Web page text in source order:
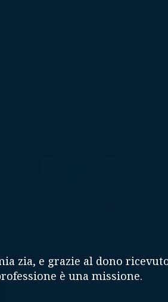
zia, e grazie al dono
è una missione.